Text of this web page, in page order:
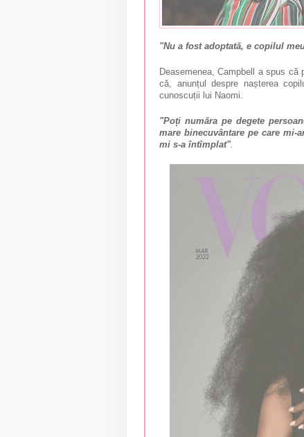
"Nu a fost adoptată, e copilul
Deasemenea, Campbell a spus că
că, anunțul despre nașterea
cunoscuții lui Naomi.
"Poți număra pe degete
mare binecuvântare pe care mi-
mi s-a întîmplat".